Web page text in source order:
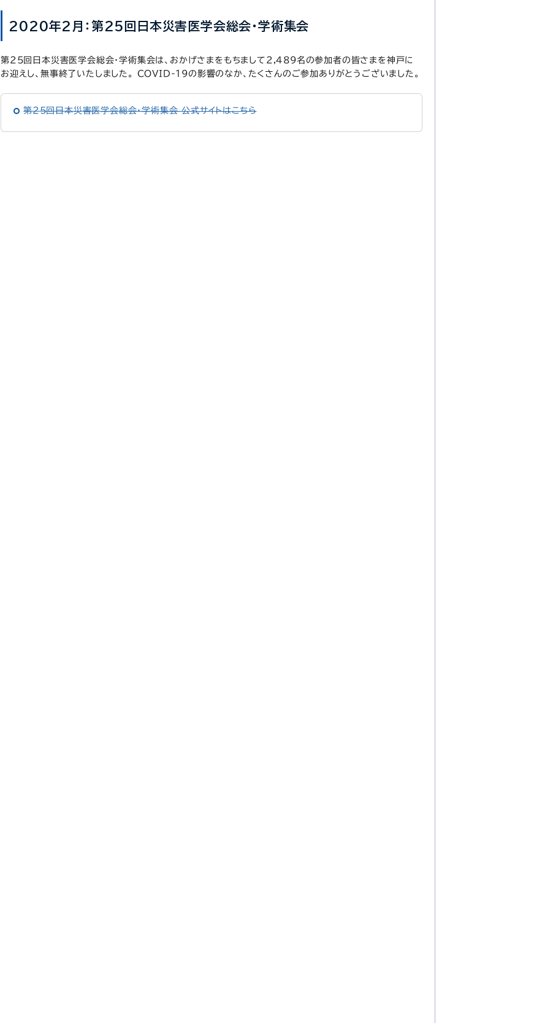
2020年2月：第25回日本災害医学会総会・学術集会
第25回日本災害医学会総会・学術集会は、おかげさまをもちまして2,489名の参加者の皆さまを神戸に
お迎えし、無事終了いたしました。 COVID-19の影響のなか、たくさんのご参加ありがとうございました。
第25回日本災害医学会総会・学術集会 公式サイトはこちら